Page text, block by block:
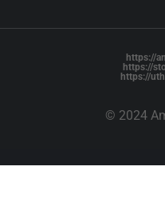
© 2024
https://
https://
https://